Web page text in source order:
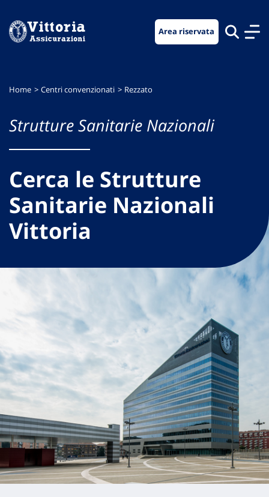
menu
contenuto
footer
Area riservata
Home Centri convenzionati Rezzato
Strutture Sanitarie Nazionali
Cerca le Strutture
Sanitarie Nazionali
Vittoria